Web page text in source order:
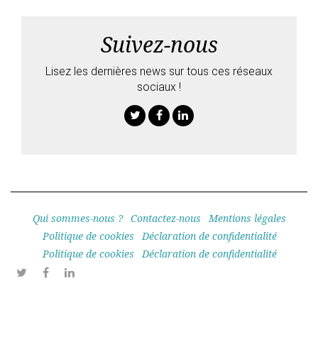
Suivez-nous
Lisez les dernières news sur tous ces réseaux
sociaux !
Qui sommes-nous ? Contactez-nous
Mentions légales
Politique de cookies
Déclaration de confidentialité
Politique de cookies
Déclaration de confidentialité